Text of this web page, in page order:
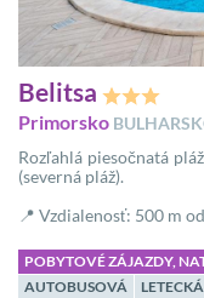
Belitsa
Primorsko
Rozľahlá piesočnatá
(severná pláž).
📍 Vzdialenosť: 500 m
POBYTOVÉ ZÁJAZDY,
AUTOBUSOVÁ
LETECKÁ